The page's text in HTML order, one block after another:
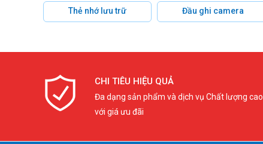
Thẻ nhớ lưu trữ Đầu ghi camera
CHI TIÊU HIỆU QUẢ
Đa dạng sản phẩm và dịch vụ Chất lượng cao
với giá ưu đãi